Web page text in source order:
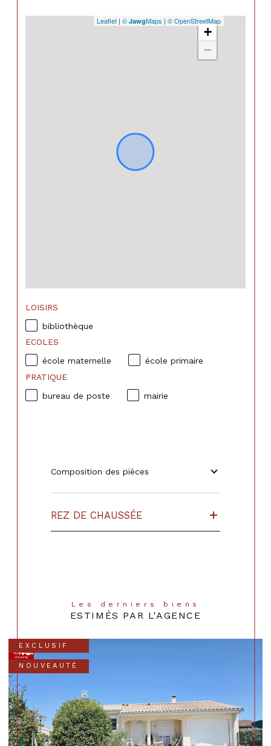
+
−
Leaflet | © JawgMaps | © OpenStreetMap
LOISIRS
bibliothèque
ECOLES
école maternelle
école primaire
PRATIQUE
bureau de poste
mairie
Composition des pièces
REZ DE CHAUSSÉE
Les derniers biens
ESTIMÉS PAR L'AGENCE
EXCLUSIF
NOUVEAUTÉ